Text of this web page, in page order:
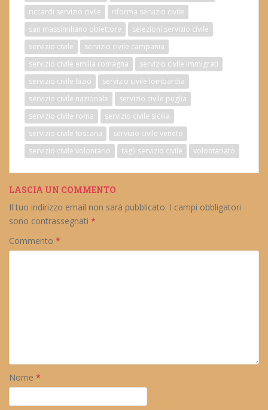
riccardi servizio civile
riforma servizio civile
san massimiliano obiettore
selezioni servizio civile
servizio civile
servizio civile campania
servizio civile emilia romagna
servizio civile immigrati
servizio civile lazio
servizio civile lombardia
servizio civile nazionale
servizio civile puglia
servizio civile roma
servizio civile sicilia
servizio civile toscana
servizio civile veneto
servizio civile volontario
tagli servizio civile volontariato
LASCIA UN COMMENTO
Il tuo indirizzo email non sarà pubblicato. I campi obbligatori
sono contrassegnati *
Commento *
Nome *